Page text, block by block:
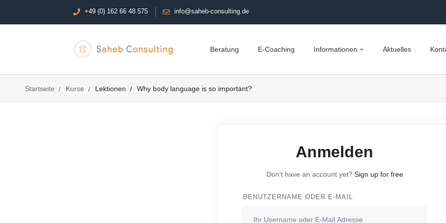
+49 (0) 162 66 48 575 info@saheb-consulting.de
Beratung E-Coaching Informationen Aktuelles
Startseite Kurse Lektionen Why body language is so important?
Anmelden
Don't have an account yet? Sign up for free
BENUTZERNAME ODER E-MAIL